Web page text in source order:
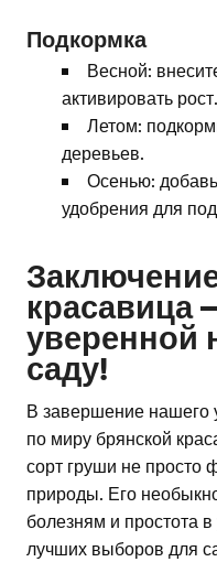
Подкормка
Весной:
активировать рост.
Летом:
деревьев.
Осенью:
удобрения для
красавица
уверенной
саду!
В завершение нашего
по миру брянской
сорт груши не просто
природы. Его
болезням и простота
лучших выборов для